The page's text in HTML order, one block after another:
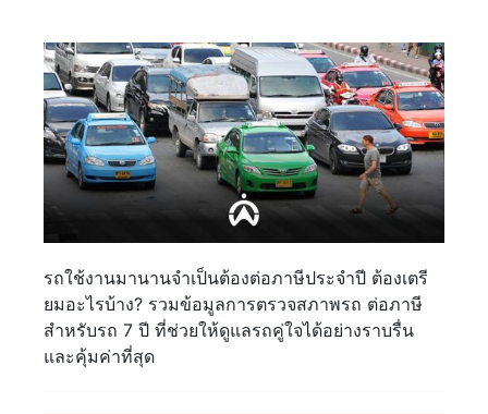
รถใช้งานมานานจำเป็นต้องต่อภาษีประจำปี ต้องเตรี
ยมอะไรบ้าง? รวมข้อมูลการตรวจสภาพรถ ต่อภาษี
สำหรับรถ 7 ปี ที่ช่วยให้ดูแลรถคู่ใจได้อย่างราบรื่น
และคุ้มค่าที่สุด